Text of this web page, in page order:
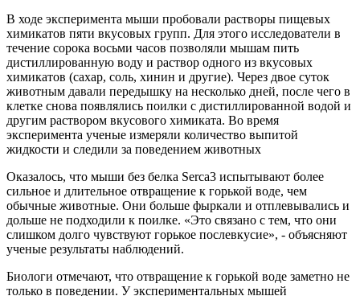
В ходе эксперимента мыши пробовали растворы пищевых
химикатов пяти вкусовых групп. Для этого исследователи в
течение сорока восьми часов позволяли мышам пить
дистиллированную воду и раствор одного из вкусовых
химикатов (сахар, соль, хинин и другие). Через двое суток
животным давали передышку на несколько дней, после чего в
клетке снова появлялись поилки с дистиллированной водой и
другим раствором вкусового химиката. Во время
эксперимента ученые измеряли количество выпитой
жидкости и следили за поведением животных
Оказалось, что мыши без белка Serca3 испытывают более
сильное и длительное отвращение к горькой воде, чем
обычные животные. Они больше фыркали и отплевывались и
дольше не подходили к поилке. «Это связано с тем, что они
слишком долго чувствуют горькое послевкусие», - объясняют
ученые результаты наблюдений.
Биологи отмечают, что отвращение к горькой воде заметно не
только в поведении. У экспериментальных мышей